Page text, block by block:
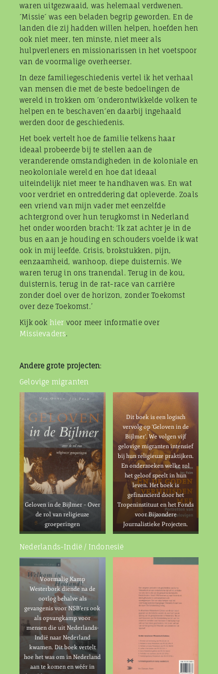
waren uitgezwaaid, was helemaal verdwenen.
´Missie´ was een beladen begrip geworden. En de
landen die zij hadden willen helpen, hoefden hen
ook niet meer, ten minste, niet meer als
hulpverleners en missionarissen in het voetspoor
van de voormalige overheerser.
In deze familiegeschiedenis vertel ik het verhaal
van mensen die met de beste bedoelingen de
wereld in trokken om ´onderontwikkelde volken te
helpen en te beschaven´en daarbij ingehaald
werden door de geschiedenis.
Het boek vertelt hoe de familie telkens haar
ideaal probeerde bij te stellen aan de
veranderende omstandigheden in de koloniale en
neokoloniale wereld en hoe dat ideaal
uiteindelijk niet meer te handhaven was. En wat
voor verdriet en ontreddering dat opleverde. Zoals
een vriend van mijn vader met eenzelfde
achtergrond over hun terugkomst in Nederland
het onder woorden bracht: ‘Ik zat achter je in de
bus en aan je houding en schouders voelde ik wat
ook in mij leefde. Crisis, brokstukken, pijn,
eenzaamheid, wanhoop, diepe duisternis. We
waren terug in ons tranendal. Terug in de kou,
duisternis, terug in de rat-race van carrière
zonder doel over de horizon, zonder Toekomst
over deze Toekomst.’
Kijk ook hier voor meer informatie over
Missievaders.
Andere grote projecten:
Gelovige migranten
Geloven in de Bijlmer – Over
de rol van religieuze
groeperingen
Dit boek is een logisch
vervolg op ‘Geloven in de
Bijlmer’. We volgen vijf
gelovige migranten intensief
bij hun religieuze praktijken.
En onderzoeken welke rol
het geloof speelt in hun
leven. Het boek is
gefinancierd door het
Tropeninstituut en het Fonds
voor Bijzondere
Journalistieke Projecten.
Nederlands-Indië / Indonesië
Voormalig Kamp
Westerbork diende na de
oorlog behalve als
gevangenis voor NSB’ers ook
als opvangkamp voor
mensen die uit Nederlands-
Indië naar Nederland
kwamen. Dit boek vertelt
hoe het was om in Nederland
aan te komen en wéér in